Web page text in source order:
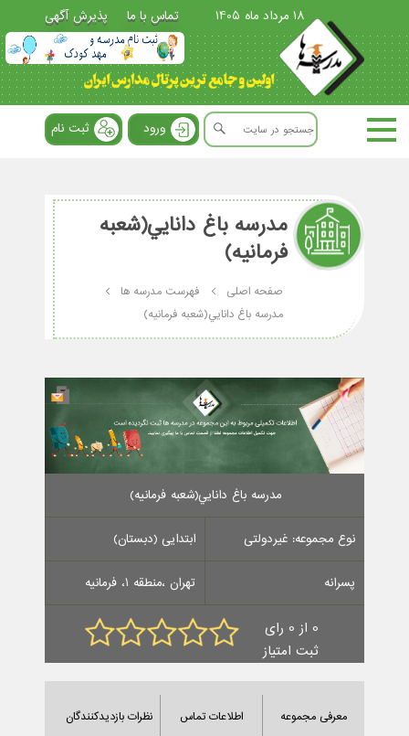
18 مرداد ماه 1405 تماس با ما پذیرش آگهی
ورود ثبت نام
مدرسه باغ دانايي(شعبه
فرمانیه)
صفحه اصلی
فهرست مدرسه ها
مدرسه باغ دانايي(شعبه فرمانیه)
مدرسه باغ دانايي(شعبه فرمانیه)
نوع مجموعه: غیردولتی ابتدایی (دبستان)
پسرانه تهران ،منطقه 1، فرمانیه
0 از 0 رای
ثبت امتیاز
معرفی مجموعه اطلاعات تماس نظرات بازدیدکنندگان